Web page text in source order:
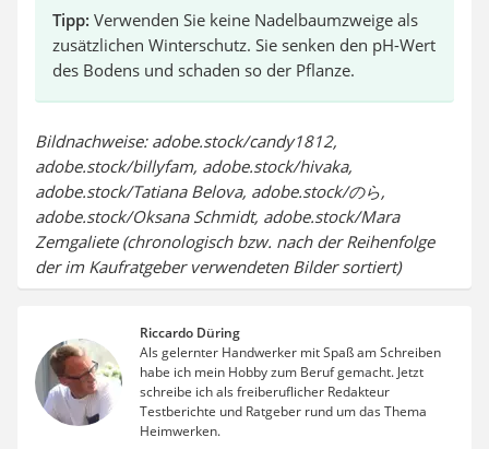
Tipp: Verwenden Sie keine Nadelbaumzweige als
zusätzlichen Winterschutz. Sie senken den pH-Wert
des Bodens und schaden so der Pflanze.
Bildnachweise: adobe.stock/candy1812,
adobe.stock/billyfam, adobe.stock/hivaka,
adobe.stock/Tatiana Belova, adobe.stock/のら,
adobe.stock/Oksana Schmidt, adobe.stock/Mara
Zemgaliete (chronologisch bzw. nach der Reihenfolge
der im Kaufratgeber verwendeten Bilder sortiert)
Riccardo Düring
Als gelernter Handwerker mit Spaß am Schreiben
habe ich mein Hobby zum Beruf gemacht. Jetzt
schreibe ich als freiberuflicher Redakteur
Testberichte und Ratgeber rund um das Thema
Heimwerken.